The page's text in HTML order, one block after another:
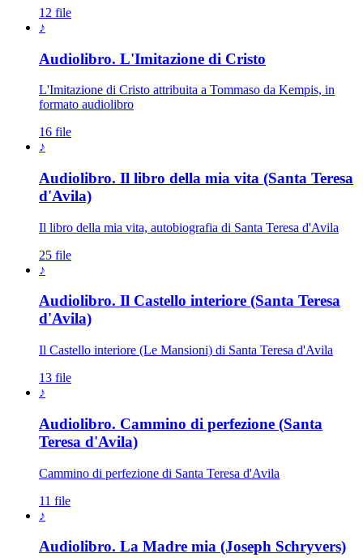
12 file
♪
Audiolibro. L'Imitazione di Cristo
L'Imitazione di Cristo attribuita a Tommaso da Kempis, in
formato audiolibro
16 file
♪
Audiolibro. Il libro della mia vita (Santa Teresa
d'Avila)
Il libro della mia vita, autobiografia di Santa Teresa d'Avila
25 file
♪
Audiolibro. Il Castello interiore (Santa Teresa
d'Avila)
Il Castello interiore (Le Mansioni) di Santa Teresa d'Avila
13 file
♪
Audiolibro. Cammino di perfezione (Santa
Teresa d'Avila)
Cammino di perfezione di Santa Teresa d'Avila
11 file
♪
Audiolibro. La Madre mia (Joseph Schryvers)